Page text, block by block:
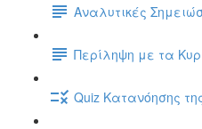
Αναλυτικές
Περίληψη με τα
Quiz Κατανόησης